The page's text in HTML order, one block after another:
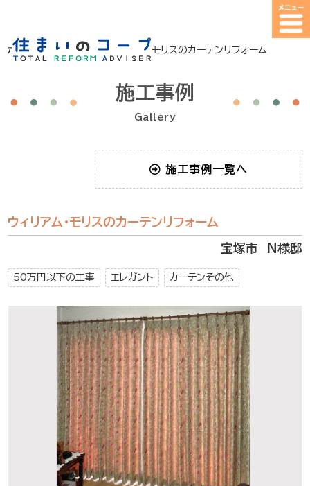
ホーム > 施工事例>ウィリアム・モリスのカーテンリフォーム
施工事例
Gallery
施工事例一覧へ
ウィリアム・モリスのカーテンリフォーム
宝塚市 N様邸
50万円以下の工事 エレガント カーテンその他